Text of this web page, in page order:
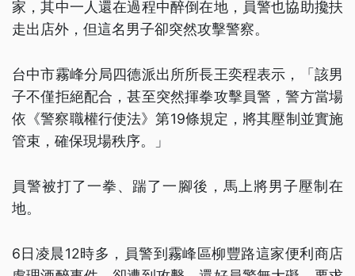
家，其中一人還在過程中醉倒在地，員警也協助攙扶
走出店外，但這名男子卻突然攻擊警察。
台中市霧峰分局四德派出所所長王奕程表示，「該男
子不僅拒絕配合，甚至突然揮拳攻擊員警，警方當場
依《警察職權行使法》第19條規定，將其壓制並實施
管束，確保現場秩序。」
員警被打了一拳、踹了一腳後，馬上將男子壓制在
地。
6日凌晨12時多，員警到霧峰區柳豐路這家便利商店